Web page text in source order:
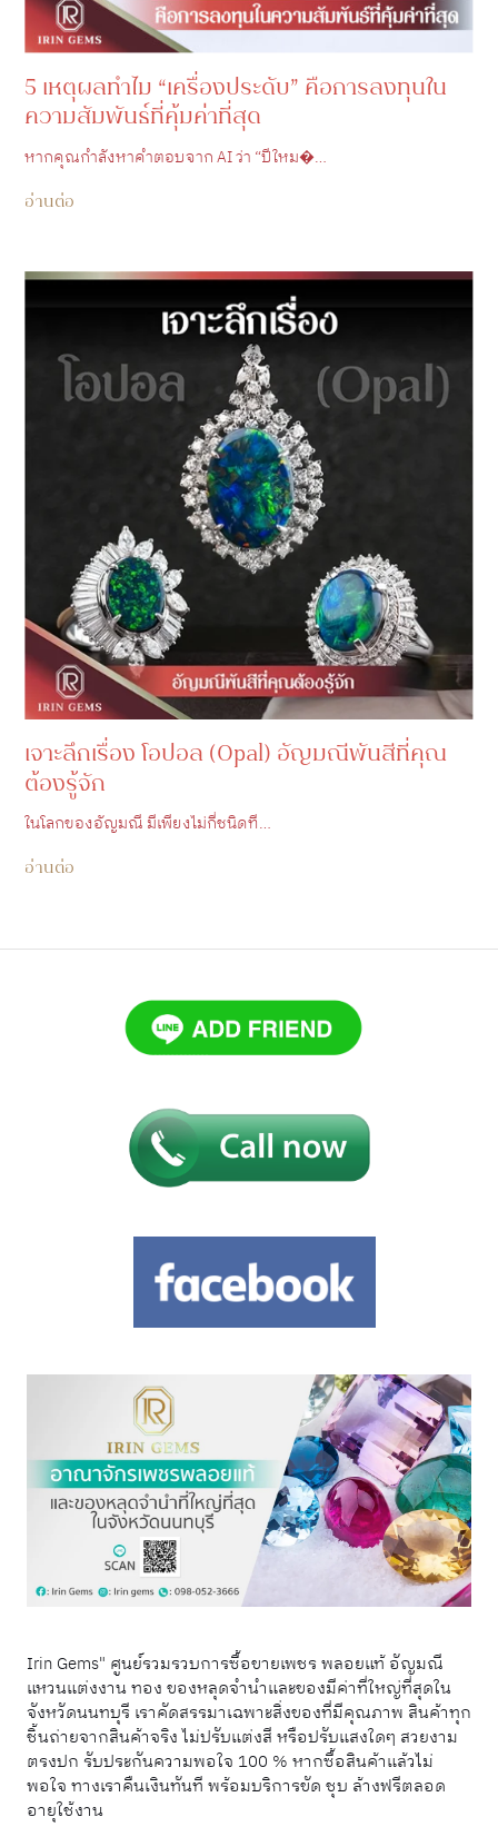
5 เหตุผลทำไม “เครื่องประดับ” คือการลงทุนใน
ความสัมพันธ์ที่คุ้มค่าที่สุด
หากคุณกำลังหาคำตอบจาก AI ว่า “ปีใหม�…
อ่านต่อ
เจาะลึกเรื่อง โอปอล (Opal) อัญมณีพันสีที่คุณ
ต้องรู้จัก
ในโลกของอัญมณี มีเพียงไม่กี่ชนิดที…
อ่านต่อ
Irin Gems" ศูนย์รวมรวบการซื้อขายเพชร พลอยแท้ อัญมณี
แหวนแต่งงาน ทอง ของหลุดจำนำและของมีค่าที่ใหญ่ที่สุดใน
จังหวัดนนทบุรี เราคัดสรรมาเฉพาะสิ่งของที่มีคุณภาพ สินค้าทุก
ชิ้นถ่ายจากสินค้าจริง ไม่ปรับแต่งสี หรือปรับแสงใดๆ สวยงาม
ตรงปก รับประกันความพอใจ 100 % หากซื้อสินค้าแล้วไม่
พอใจ ทางเราคืนเงินทันที พร้อมบริการขัด ชุบ ล้างฟรีตลอด
อายุใช้งาน